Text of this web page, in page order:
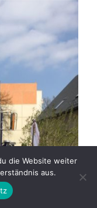
die Website weiter
aus.